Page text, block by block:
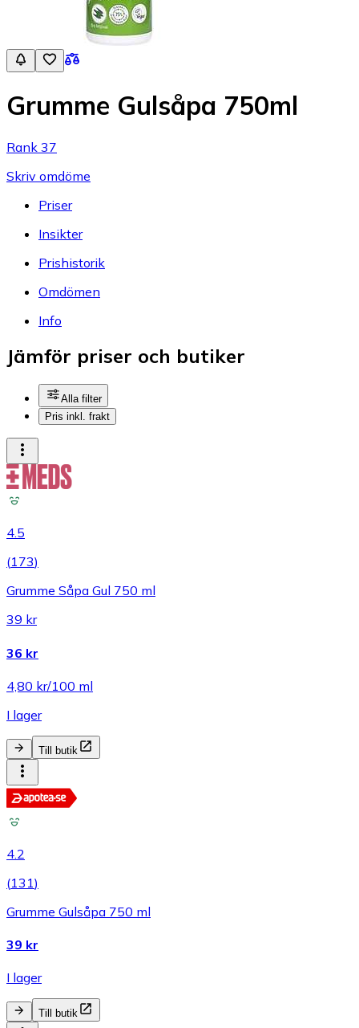
Grumme Gulsåpa 750ml
Rank 37
Skriv omdöme
Priser
Insikter
Prishistorik
Omdömen
Info
Jämför priser och butiker
Alla filter
Pris inkl. frakt
4.5
(173)
Grumme Såpa Gul 750 ml
39 kr
36 kr
4,80 kr/100 ml
I lager
Till butik
4.2
(131)
Grumme Gulsåpa 750 ml
39 kr
I lager
Till butik